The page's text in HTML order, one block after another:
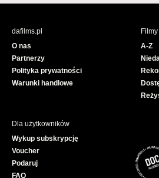
c
u
e
dafilms.pl
O nas
Partnerzy
Polityka prywatności
Warunki handlowe
Filmy
A-Z
Dla użytkowników
Wykup subskrypcję
Voucher
Podaruj
FAQ